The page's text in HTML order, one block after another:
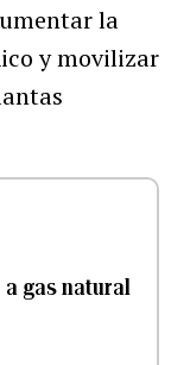
la
y movilizar
a gas natural